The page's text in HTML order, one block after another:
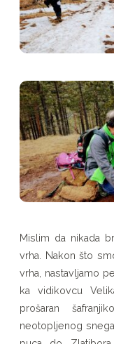
Mislim da nikada
vrha. Nakon što
vrha, nastavljamo
ka vidikovcu
prošaran
neotopljenog